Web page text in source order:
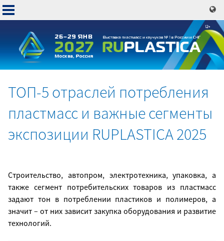
Перейти
к
основному
содержанию
Основная
навигация
ТОП-5 отраслей потребления
пластмасс и важные сегменты
экспозиции RUPLASTICA 2025
Строительство, автопром, электротехника, упаковка, а
также сегмент потребительских товаров из пластмасс
задают тон в потреблении пластиков и полимеров, а
значит – от них зависит закупка оборудования и развитие
технологий.